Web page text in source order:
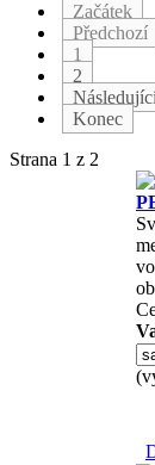
Začátek
Předchozí
1
2
Konec
Strana 1 z 2